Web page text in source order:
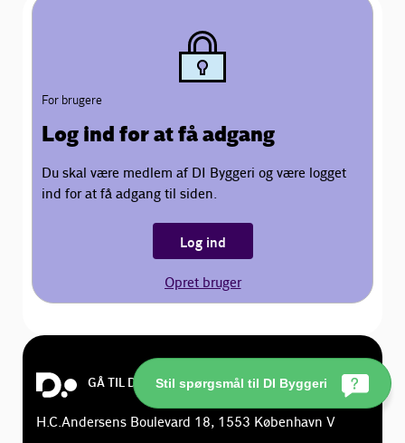
For brugere
Log ind for at få adgang
Du skal være medlem af DI Byggeri og være logget
ind for at få adgang til siden.
Log ind
Opret bruger
GÅ TIL DI.DK
H.C.Andersens Boulevard 18, 1553 København V
Stil spørgsmål til DI Byggeri